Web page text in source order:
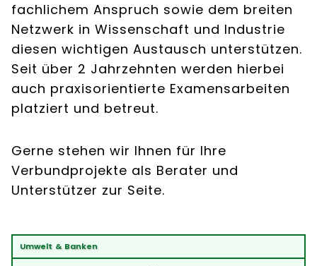
fachlichem Anspruch sowie dem breiten
Netzwerk in Wissenschaft und Industrie
diesen wichtigen Austausch unterstützen.
Seit über 2 Jahrzehnten werden hierbei
auch praxisorientierte Examensarbeiten
platziert und betreut.
Gerne stehen wir Ihnen für Ihre
Verbundprojekte als Berater und
Unterstützer zur Seite.
Umwelt & Banken